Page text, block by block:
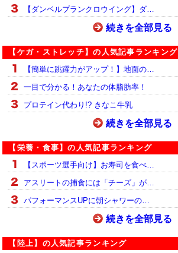
【ダンベルプランクロウイング】ダ…
続きを全部見る
【ケガ・ストレッチ】の人気記事ランキング
【簡単に跳躍力がアップ！】地面の…
一目で分かる！あなたの体脂肪率！
プロテイン代わり!? きなこ牛乳
続きを全部見る
【栄養・食事】の人気記事ランキング
【スポーツ選手向け】お寿司を食べ…
アスリートの捕食には「チーズ」が…
パフォーマンスUPに朝シャワーの…
続きを全部見る
【陸上】の人気記事ランキング